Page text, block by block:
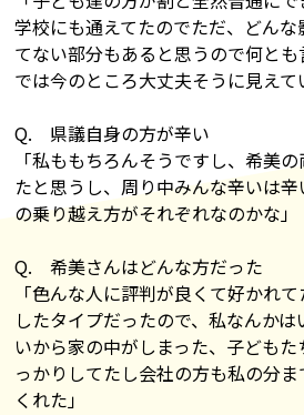
学校にも通えてたのでただ、どん
てない部分もあると思うので何と
では今のところ大丈夫そうに見えて
Q. 県議自身の方が辛い
「私ももちろんそうですし、希美
たと思うし、周り中みんな辛いは
の乗り越え方がそれぞれなのかな」
Q. 希美さんはどんな方だった
「色んな人に評判が良くて好かれ
したタイプだったので、私なんか
いから家の中がしまった、子ども
っかりしてたし会社の方も私の分
くれた」